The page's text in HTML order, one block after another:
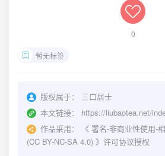
0
暂无标签
版权属于：
三口居士
本文链接：
https://liubaotea.net/
作品采用：
《 署名-非商业性使用-
(CC BY-NC-SA 4.0) 》许可协议授权